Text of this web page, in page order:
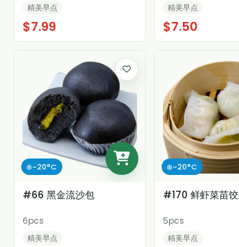
精美早点
$7.99
精美早点
$7.50
❄️-20°C
#66 黑金流沙包
6pcs
精美早点
❄️-20°C
#170 鲜虾菜苗饺
5pcs
精美早点